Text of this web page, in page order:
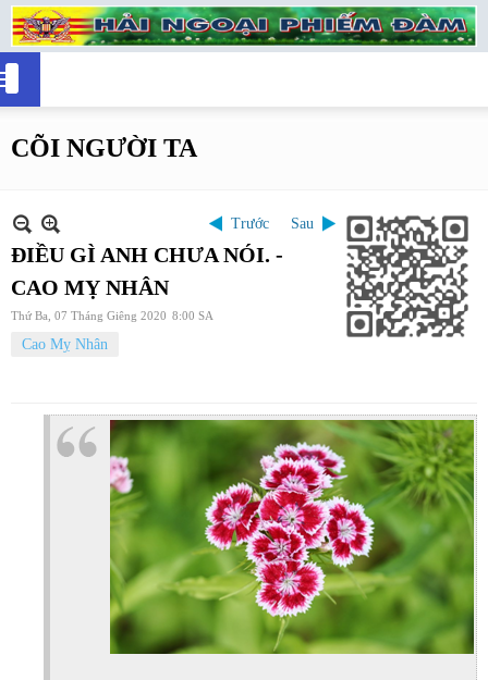
CÕI NGƯỜI TA
Trước Sau
ĐIỀU GÌ ANH CHƯA NÓI. -
CAO MỴ NHÂN
Thứ Ba, 07 Tháng Giêng 2020 8:00 SA
Cao Mỵ Nhân